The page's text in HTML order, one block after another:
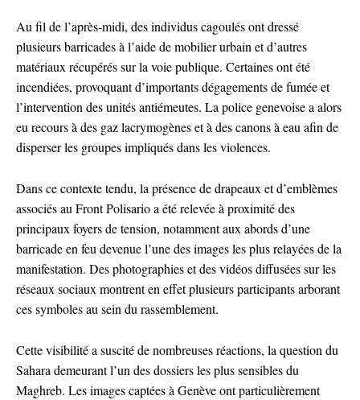
Au fil de l’après-midi, des individus cagoulés ont dressé
plusieurs barricades à l’aide de mobilier urbain et d’autres
matériaux récupérés sur la voie publique. Certaines ont été
incendiées, provoquant d’importants dégagements de fumée et
l’intervention des unités antiémeutes. La police genevoise a alors
eu recours à des gaz lacrymogènes et à des canons à eau afin de
disperser les groupes impliqués dans les violences.
Dans ce contexte tendu, la présence de drapeaux et d’emblèmes
associés au Front Polisario a été relevée à proximité des
principaux foyers de tension, notamment aux abords d’une
barricade en feu devenue l’une des images les plus relayées de la
manifestation. Des photographies et des vidéos diffusées sur les
réseaux sociaux montrent en effet plusieurs participants arborant
ces symboles au sein du rassemblement.
Cette visibilité a suscité de nombreuses réactions, la question du
Sahara demeurant l’un des dossiers les plus sensibles du
Maghreb. Les images captées à Genève ont particulièrement